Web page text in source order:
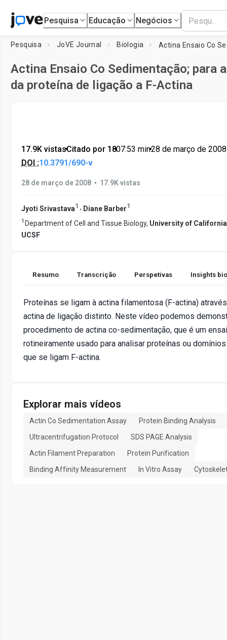
Pesquisa Educação Negócios
Pesquisa JoVE Journal Biologia
Actina Ensaio Co Sedimentação; para
da proteína de ligação a F-Actina
17.9K vistas•Citado por 18•07:53 min•28 de março de 2008
DOI :10.3791/690-v
28 de março de 2008 • 17.9K vistas
Jyoti Srivastava1 , Diane Barber1
1 Department of Cell and Tissue Biology, University of
UCSF
Resumo Transcrição Perspetivas Insights
Proteínas se ligam à actina filamentosa (F-actina)
actina de ligação distinto. Neste vídeo podemos
procedimento de actina co-sedimentação, que é um
rotineiramente usado para analisar proteínas ou
que se ligam F-actina.
Explorar mais vídeos
Actin Co Sedimentation Assay
Protein Binding Analysis
Ultracentrifugation Protocol
SDS PAGE Analysis
Actin Filament Preparation
Protein Purification
Binding Affinity Measurement
In Vitro Assay